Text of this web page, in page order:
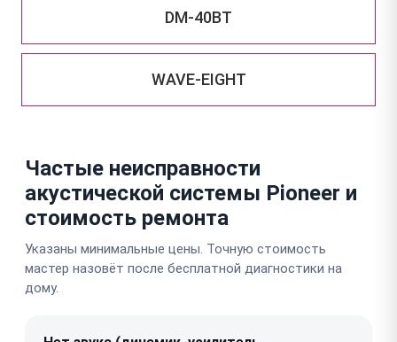
DM-40BT
WAVE-EIGHT
Частые неисправности
акустической системы Pioneer и
стоимость ремонта
Указаны минимальные цены. Точную стоимость
мастер назовёт после бесплатной диагностики на
дому.